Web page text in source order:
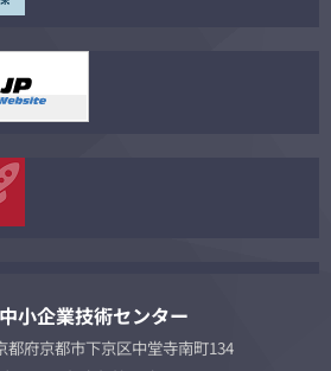
小企業技術センター
府京都市下京区中堂寺南町134